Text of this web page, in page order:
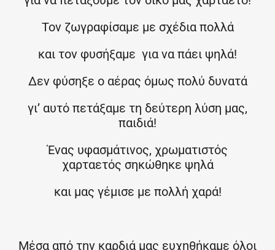
Τον ζωγραφίσαμε με σχέδια πολλά
και τον φυσήξαμε για να πάει ψηλά!
Δεν φύσηξε ο αέρας όμως πολύ δυνατά
γι’ αυτό πετάξαμε τη δεύτερη λύση μας,
παιδιά!
Ένας υφασμάτινος, χρωματιστός
χαρταετός σηκώθηκε ψηλά
και μας γέμισε με πολλή χαρά!
Μέσα από την καρδιά μας ευχηθήκαμε όλοι